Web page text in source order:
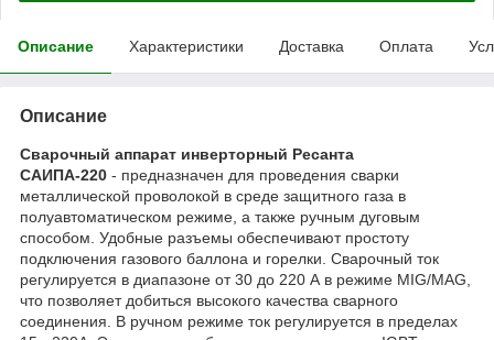
Описание Характеристики Доставка Оплата
Описание
Сварочный аппарат инверторный Ресанта
САИПА-220 - предназначен для проведения сварки
металлической проволокой в среде защитного газа в
полуавтоматическом режиме, а также ручным дуговым
способом. Удобные разъемы обеспечивают простоту
подключения газового баллона и горелки. Сварочный ток
регулируется в диапазоне от 30 до 220 А в режиме MIG/MAG,
что позволяет добиться высокого качества сварного
соединения. В ручном режиме ток регулируется в пределах